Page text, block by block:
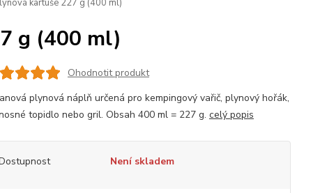
kartuše 227 g (400 ml)
g (400 ml)
Ohodnotit produkt
plynová náplň určená pro kempingový vařič, plynový hořák,
topidlo nebo gril. Obsah 400 ml = 227 g. celý popis
Není skladem